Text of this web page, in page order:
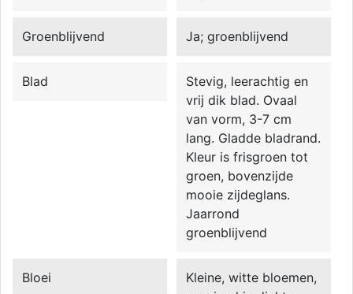
Groenblijvend Ja; groenblijvend
Blad
Stevig, leerachtig en
vrij dik blad. Ovaal
van vorm, 3-7 cm
lang. Gladde bladrand.
Kleur is frisgroen tot
groen, bovenzijde
mooie zijdeglans.
Jaarrond
groenblijvend
Bloei
Kleine, witte bloemen,